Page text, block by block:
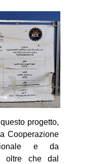
progetto,
Cooperazione
e da
oltre che dal